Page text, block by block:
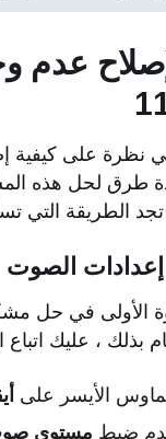
عدم
نظرة على
طرق لحل هذه
الطريقة التي
الصوت
بذلك ، عليك اتباع
الأيسر على
ضبط مستوى